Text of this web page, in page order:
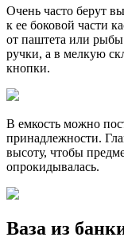
Очень часто берут
к ее боковой части
от паштета или
ручки, а в мелкую
кнопки.
В емкость можно
принадлежности.
высоту, чтобы
опрокидывалась.
Ваза из